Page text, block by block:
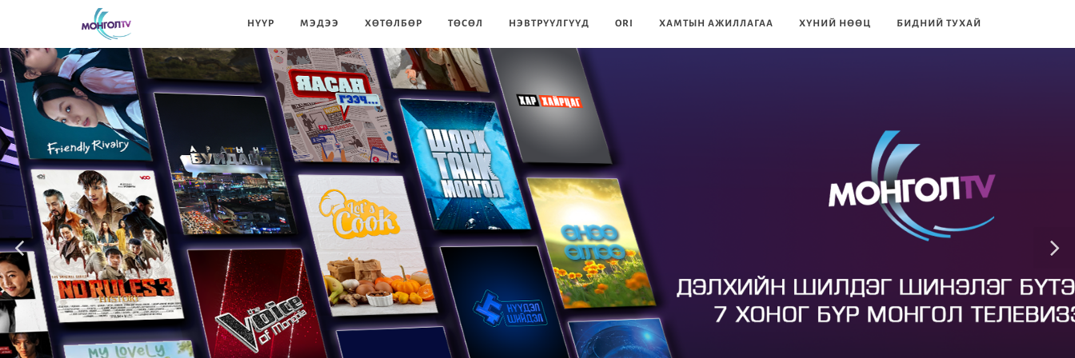
НҮҮР МЭДЭЭ ХӨТӨЛБӨР ТӨСӨЛ НЭВТРҮҮЛГҮҮД ORI ХАМТЫН АЖИЛЛАГАА ХҮНИЙ НӨӨЦ БИДНИЙ ТУХАЙ